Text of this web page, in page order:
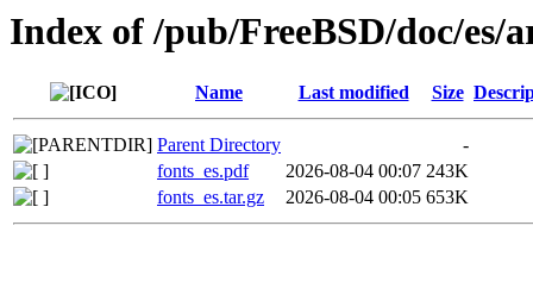
Index of /pub/FreeBSD/doc/es/
Name Last modified Size
Parent Directory
-
fonts_es.pdf
2026-08-04 00:07 243K
fonts_es.tar.gz
2026-08-04 00:05 653K